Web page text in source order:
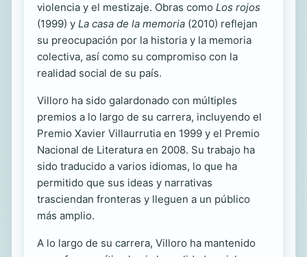
violencia y el mestizaje. Obras como Los rojos
(1999) y La casa de la memoria (2010) reflejan
su preocupación por la historia y la memoria
colectiva, así como su compromiso con la
realidad social de su país.
Villoro ha sido galardonado con múltiples
premios a lo largo de su carrera, incluyendo el
Premio Xavier Villaurrutia en 1999 y el Premio
Nacional de Literatura en 2008. Su trabajo ha
sido traducido a varios idiomas, lo que ha
permitido que sus ideas y narrativas
trasciendan fronteras y lleguen a un público
más amplio.
A lo largo de su carrera, Villoro ha mantenido